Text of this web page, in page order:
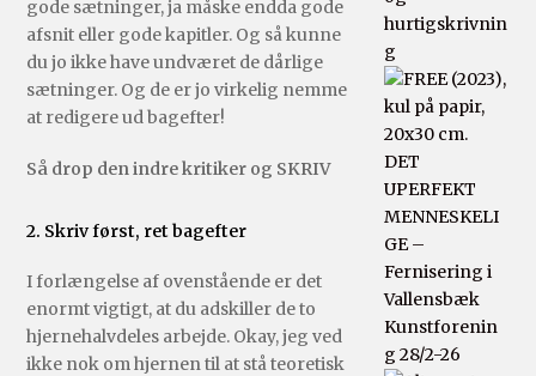
gode sætninger, ja måske endda gode
afsnit eller gode kapitler. Og så kunne
du jo ikke have undværet de dårlige
sætninger. Og de er jo virkelig nemme
at redigere ud bagefter!
Så drop den indre kritiker og SKRIV
2. Skriv først, ret bagefter
I forlængelse af ovenstående er det
enormt vigtigt, at du adskiller de to
hjernehalvdeles arbejde. Okay, jeg ved
ikke nok om hjernen til at stå teoretisk
hurtigskrivnin
g
DET
UPERFEKT
MENNESKELI
GE –
Fernisering i
Vallensbæk
Kunstforenin
g 28/2-26